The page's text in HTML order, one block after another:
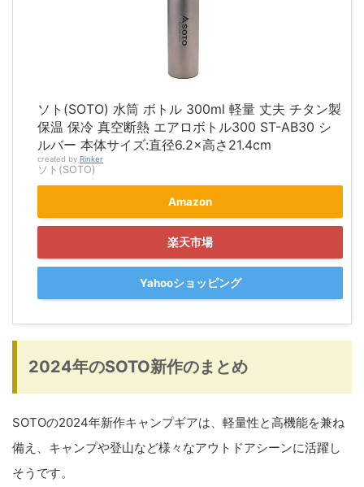
ソト(SOTO) 水筒 ボトル 300ml 軽量 丈夫 チタン製
保温 保冷 真空断熱 エアロボトル300 ST-AB30 シ
ルバー 本体サイズ:直径6.2×高さ21.4cm
created by Rinker
ソト(SOTO)
Amazon
楽天市場
Yahooショッピング
2024年のSOTO新作のまとめ
SOTOの2024年新作キャンプギアは、軽量性と高機能を兼ね
備え、キャンプや登山など様々なアウトドアシーンに活躍し
そうです。